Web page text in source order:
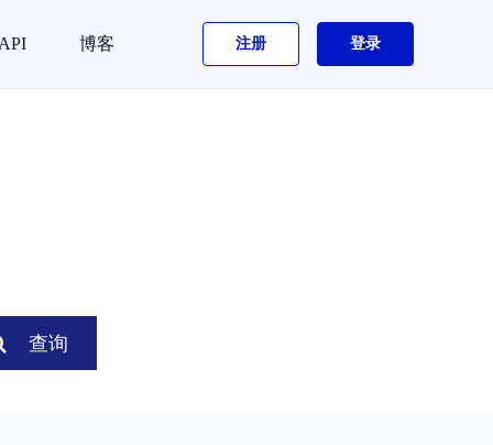
博客 注册 登录
查询